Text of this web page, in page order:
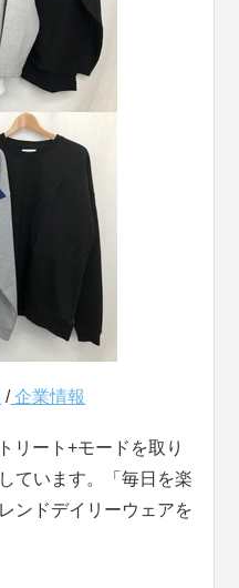
/企業情報
リート+モードを取り
ています。「毎日を楽
ンドデイリーウェアを